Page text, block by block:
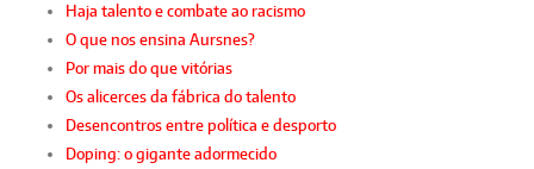
Haja talento e combate ao racismo
O que nos ensina Aursnes?
Por mais do que vitórias
Os alicerces da fábrica do talento
Desencontros entre política e desporto
Doping: o gigante adormecido